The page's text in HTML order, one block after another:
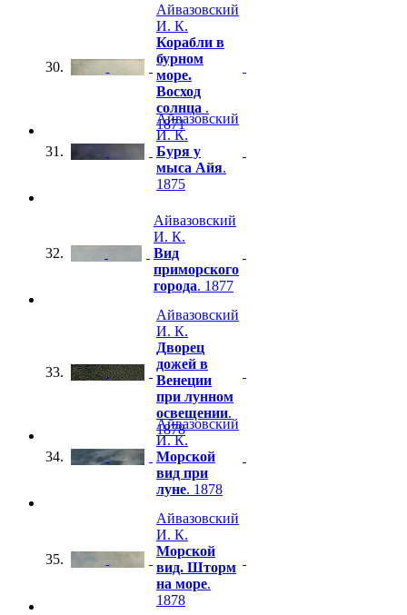
30.
Айвазовский
И. К.
Корабли в
бурном
море.
Восход
солнца .
1871
31.
Айвазовский
И. К.
Буря у
мыса Айя.
1875
32.
Айвазовский
И. К.
Вид
приморского
города. 1877
33.
Айвазовский
И. К.
Дворец
дожей в
Венеции
при лунном
освещении.
1878
34.
Айвазовский
И. К.
Морской
вид при
луне. 1878
35.
Айвазовский
И. К.
Морской
вид. Шторм
на море.
1878